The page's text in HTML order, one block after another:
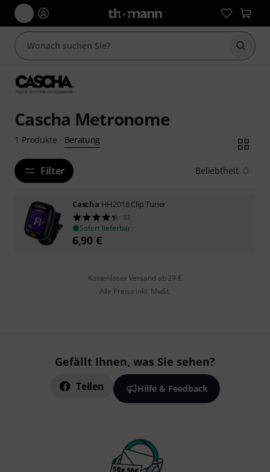
Suche
Cascha Metronome
1 Produkte · Beratung
Filter Beliebtheit
Cascha HH2018 Clip Tuner
33
Sofort lieferbar
6,90 €
Kostenloser Versand ab 29 €
Alle Preise inkl. MwSt.
Gefällt Ihnen, was Sie sehen?
Teilen Hilfe & Feedback